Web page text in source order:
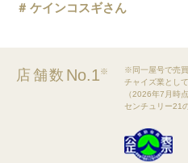
ケインコスギさん
店舗数 No.1※
※同一屋号で売
チャイズ業とし
（2026年7月時
センチュリー21